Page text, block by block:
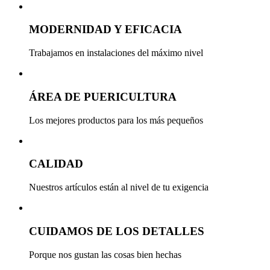
MODERNIDAD Y EFICACIA
Trabajamos en instalaciones del máximo nivel
ÁREA DE PUERICULTURA
Los mejores productos para los más pequeños
CALIDAD
Nuestros artículos están al nivel de tu exigencia
CUIDAMOS DE LOS DETALLES
Porque nos gustan las cosas bien hechas